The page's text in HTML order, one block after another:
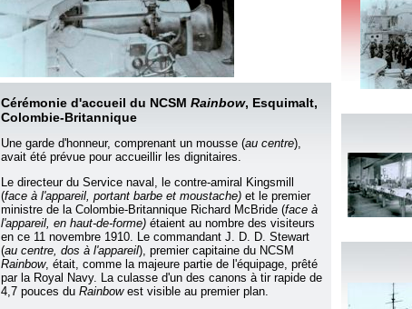
Cérémonie d'accueil du NCSM Rainbow, Esquimalt,
Colombie-Britannique
Une garde d'honneur, comprenant un mousse (au centre),
avait été prévue pour accueillir les dignitaires.
Le directeur du Service naval, le contre-amiral Kingsmill
(face à l'appareil, portant barbe et moustache) et le premier
ministre de la Colombie-Britannique Richard McBride (face à
l'appareil, en haut-de-forme) étaient au nombre des visiteurs
en ce 11 novembre 1910. Le commandant J. D. D. Stewart
(au centre, dos à l'appareil), premier capitaine du NCSM
Rainbow, était, comme la majeure partie de l'équipage, prêté
par la Royal Navy. La culasse d'un des canons à tir rapide de
4,7 pouces du Rainbowest visible au premier plan.